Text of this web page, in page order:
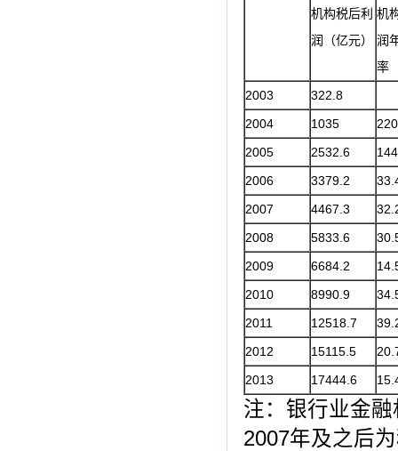
机构税后利
润（亿元）
机
润
率
2003
322.8
2004
1035
2005
2532.6
2006
3379.2
2007
4467.3
2008
5833.6
2009
6684.2
2010
8990.9
2011
12518.7
2012
15115.5
2013
17444.6
注：银行业金
2007年及之后